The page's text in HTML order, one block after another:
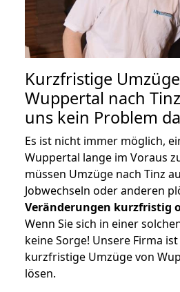
Kurzfristige
Wuppertal nach
uns kein Problem
Es ist nicht immer möglich,
Wuppertal lange im Voraus
müssen Umzüge nach Tinz
Jobwechseln oder anderen
Veränderungen kurzfristig
Wenn Sie sich in einer
keine Sorge! Unsere Firma
kurzfristige Umzüge von
lösen.